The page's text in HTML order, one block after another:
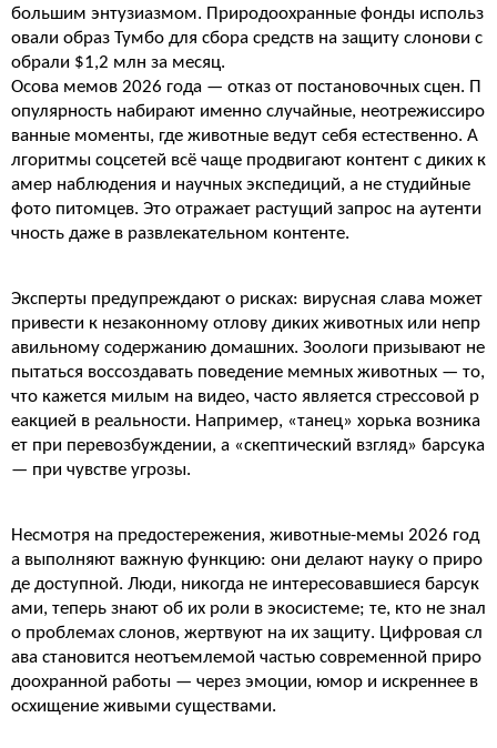
большим энтузиазмом. Природоохранные фонды использ
овали образ Тумбо для сбора средств на защиту слонови с
обрали $1,2 млн за месяц.
Осова мемов 2026 года — отказ от постановочных сцен. П
опулярность набирают именно случайные, неотрежиссиро
ванные моменты, где животные ведут себя естественно. А
лгоритмы соцсетей всё чаще продвигают контент с диких к
амер наблюдения и научных экспедиций, а не студийные
фото питомцев. Это отражает растущий запрос на аутенти
чность даже в развлекательном контенте.
Эксперты предупреждают о рисках: вирусная слава может
привести к незаконному отлову диких животных или непр
авильному содержанию домашних. Зоологи призывают не
пытаться воссоздавать поведение мемных животных — то,
что кажется милым на видео, часто является стрессовой р
еакцией в реальности. Например, «танец» хорька возника
ет при перевозбуждении, а «скептический взгляд» барсука
— при чувстве угрозы.
Несмотря на предостережения, животные-мемы 2026 год
а выполняют важную функцию: они делают науку о приро
де доступной. Люди, никогда не интересовавшиеся барсук
ами, теперь знают об их роли в экосистеме; те, кто не знал
о проблемах слонов, жертвуют на их защиту. Цифровая сл
ава становится неотъемлемой частью современной приро
доохранной работы — через эмоции, юмор и искреннее в
осхищение живыми существами.